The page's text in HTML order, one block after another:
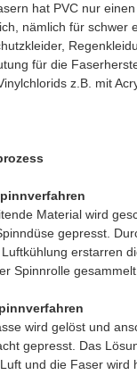
hat PVC nur
nämlich für schwer
für die
z.B. mit
Material wird
gepresst.
erstarren
Spinnrolle gesammelt.
wird gelöst und
gepresst. Das
und die Faser wird